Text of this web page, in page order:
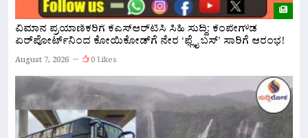
ವಿಮಾನ ಪ್ರಯಾಣಿಕರಿಗೆ ಕೆಎಸ್‌ಆರ್‌ಟಿಸಿ ಸಿಹಿ ಸುದ್ದಿ: ಕೆಂಪೇಗೌಡ
ಏರ್‌ಪೋರ್ಟ್‌ನಿಂದ ಕೋಯಿಕೋಡ್‌ಗೆ ನೇರ ‘ಫ್ಲೈ ಬಸ್’ ಸಾರಿಗೆ ಆರಂಭ!
August 7, 2026 0 Likes